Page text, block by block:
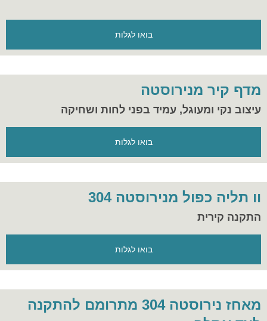
בואו לגלות
מדף קיר מנירוסטה
עיצוב נקי ומעוגל, עמיד בפני לחות ושחיקה
בואו לגלות
וו תליה כפול מנירוסטה 304
התקנה קירית
בואו לגלות
מאחז נירוסטה 304 מתרומם להתקנה